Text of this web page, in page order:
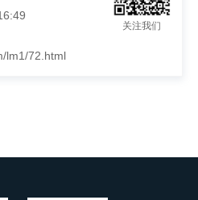
关注我们
lm1/72.html